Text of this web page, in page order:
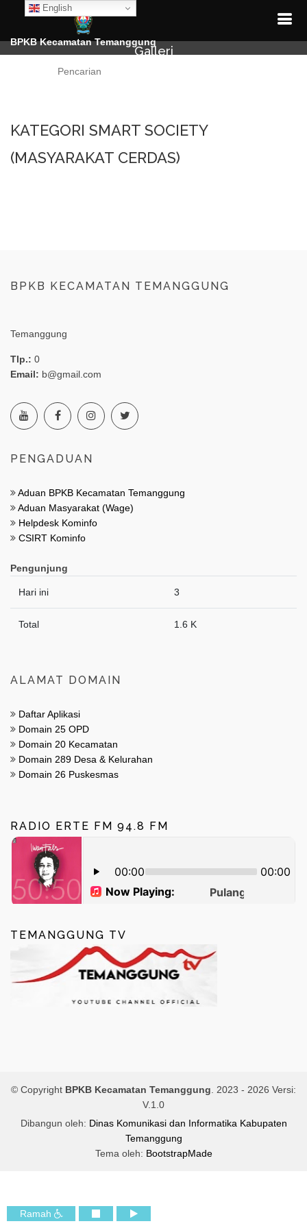
English
BPKB Kecamatan Temanggung
Galleri
KATEGORI SMART SOCIETY
(MASYARAKAT CERDAS)
BPKB KECAMATAN TEMANGGUNG
Temanggung
Tlp.: 0
Email: b@gmail.com
PENGADUAN
Aduan BPKB Kecamatan Temanggung
Aduan Masyarakat (Wage)
Helpdesk Kominfo
CSIRT Kominfo
Pengunjung
Hari ini 3
Total 1.6 K
ALAMAT DOMAIN
Daftar Aplikasi
Domain 25 OPD
Domain 20 Kecamatan
Domain 289 Desa & Kelurahan
Domain 26 Puskesmas
RADIO ERTE FM 94.8 FM
TEMANGGUNG TV
© Copyright BPKB Kecamatan Temanggung . 2023 - 2026 Versi:
V.1.0
Dibangun oleh: Dinas Komunikasi dan Informatika Kabupaten
Temanggung
Tema oleh: BootstrapMade
Ramah